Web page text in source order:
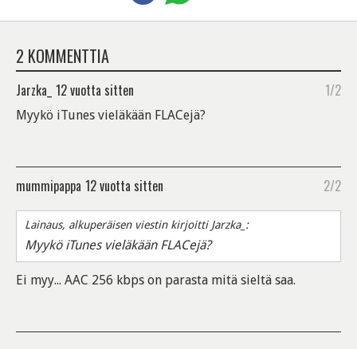
2 KOMMENTTIA
Jarzka_ 12 vuotta sitten 1/2
Myykö iTunes vieläkään FLACejä?
mummipappa 12 vuotta sitten 2/2
Lainaus, alkuperäisen viestin kirjoitti Jarzka_:
Myykö iTunes vieläkään FLACejä?
Ei myy... AAC 256 kbps on parasta mitä sieltä saa.